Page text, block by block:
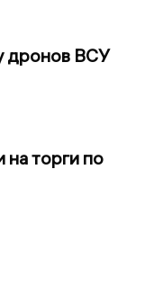
дронов ВСУ
торги по